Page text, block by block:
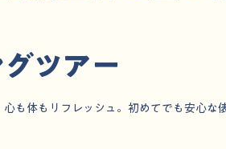
ツアー
も体もリフレッシュ。初めてでも安心な